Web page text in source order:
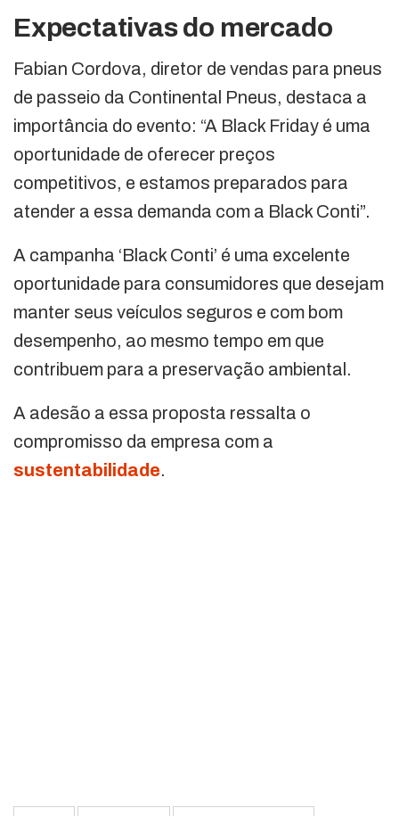
Expectativas do mercado
Fabian Cordova, diretor de vendas para pneus
de passeio da Continental Pneus, destaca a
importância do evento: “A Black Friday é uma
oportunidade de oferecer preços
competitivos, e estamos preparados para
atender a essa demanda com a Black Conti”.
A campanha ‘Black Conti’ é uma excelente
oportunidade para consumidores que desejam
manter seus veículos seguros e com bom
desempenho, ao mesmo tempo em que
contribuem para a preservação ambiental.
A adesão a essa proposta ressalta o
compromisso da empresa com a
sustentabilidade.